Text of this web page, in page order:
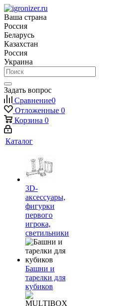
Ваша страна
Россия
Беларусь
Казахстан
Россия
Украина
Задать вопрос
Сравнение0
Отложенные 0
Корзина 0
Каталог
3D-
аксессуары,
фигурки
первого
игрока,
светильники
Башни и
тарелки для
кубиков